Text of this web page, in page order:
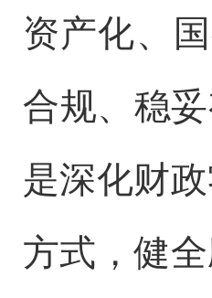
资产化、
合规、稳
是深化财
方式，健